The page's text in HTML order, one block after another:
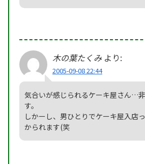
木の葉たくみ より:
2005-09-08 22:44
気合いが感じられるケーキ屋さん…
す。
しかーし、男ひとりでケーキ屋入店
かられます(笑